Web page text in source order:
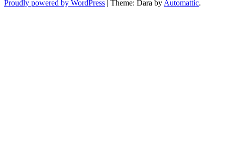
Proudly powered by WordPress | Theme: Dara by Automattic.